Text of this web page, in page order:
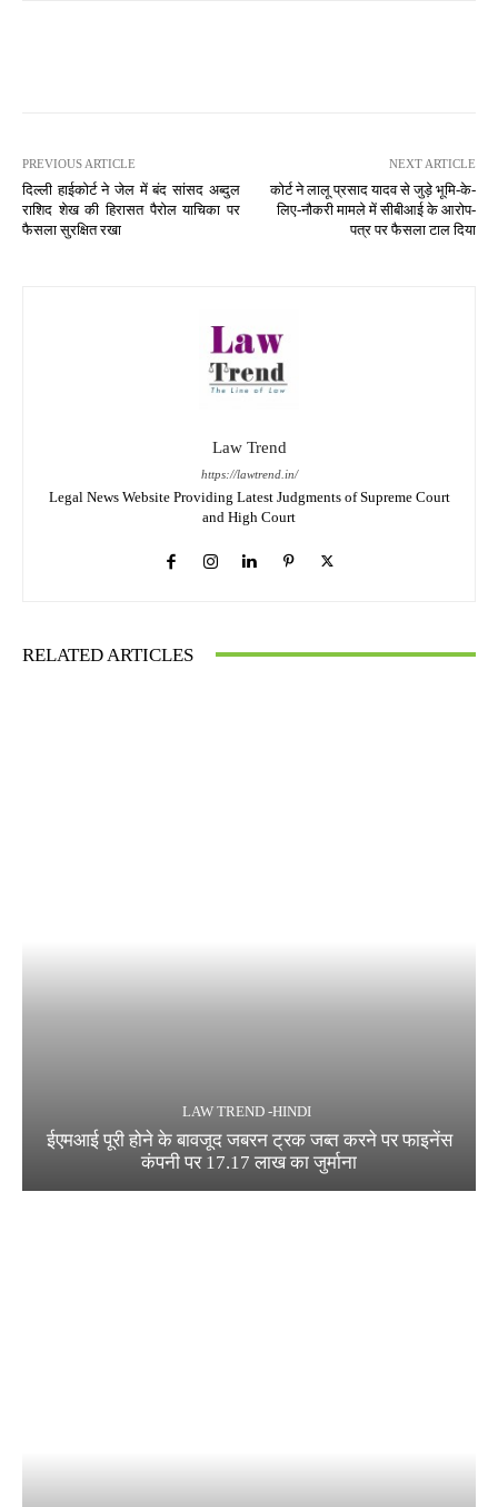
PREVIOUS ARTICLE
दिल्ली हाईकोर्ट ने जेल में बंद सांसद अब्दुल
राशिद शेख की हिरासत पैरोल याचिका पर
फैसला सुरक्षित रखा
NEXT ARTICLE
कोर्ट ने लालू प्रसाद यादव से जुड़े भूमि-के-
लिए-नौकरी मामले में सीबीआई के आरोप-
पत्र पर फैसला टाल दिया
Law Trend
https://lawtrend.in/
Legal News Website Providing Latest Judgments of Supreme Court
and High Court
RELATED ARTICLES
LAW TREND -HINDI
ईएमआई पूरी होने के बावजूद जबरन ट्रक जब्त करने पर फाइनेंस
कंपनी पर 17.17 लाख का जुर्माना